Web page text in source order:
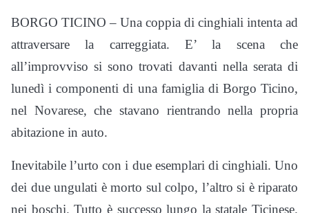
BORGO TICINO – Una coppia di cinghiali intenta ad
attraversare la carreggiata. E’ la scena che
all’improvviso si sono trovati davanti nella serata di
lunedì i componenti di una famiglia di Borgo Ticino,
nel Novarese, che stavano rientrando nella propria
abitazione in auto.
Inevitabile l’urto con i due esemplari di cinghiali. Uno
dei due ungulati è morto sul colpo, l’altro si è riparato
nei boschi. Tutto è successo lungo la statale Ticinese.